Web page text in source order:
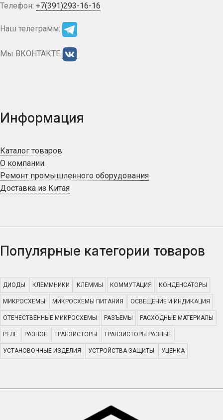
Телефон: +7(391)293-16-16
Наш телеграмм:
Мы ВКОНТАКТЕ
Информация
Каталог товаров
О компании
Ремонт промышленного оборудования
Доставка из Китая
Популярные категории товаров
ДИОДЫ КЛЕММНИКИ КЛЕММЫ КОММУТАЦИЯ КОНДЕНСАТОРЫ
МИКРОСХЕМЫ МИКРОСХЕМЫ ПИТАНИЯ ОСВЕЩЕНИЕ И ИНДИКАЦИЯ
ОТЕЧЕСТВЕННЫЕ МИКРОСХЕМЫ РАЗЪЕМЫ РАСХОДНЫЕ МАТЕРИАЛЫ
РЕЛЕ РАЗНОЕ ТРАНЗИСТОРЫ ТРАНЗИСТОРЫ РАЗНЫЕ
УСТАНОВОЧНЫЕ ИЗДЕЛИЯ УСТРОЙСТВА ЗАЩИТЫ УЦЕНКА